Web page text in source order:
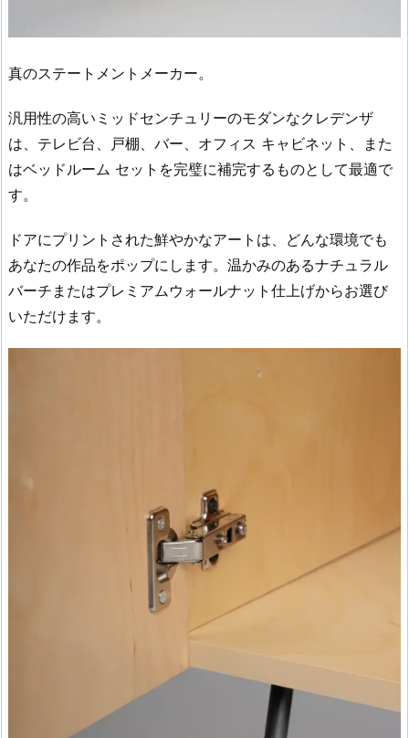
真のステートメントメーカー。
汎用性の高いミッドセンチュリーのモダンなクレデンザ
は、テレビ台、戸棚、バー、オフィス キャビネット、また
はベッドルーム セットを完璧に補完するものとして最適で
す。
ドアにプリントされた鮮やかなアートは、どんな環境でも
あなたの作品をポップにします。温かみのあるナチュラル
バーチまたはプレミアムウォールナット仕上げからお選び
いただけます。